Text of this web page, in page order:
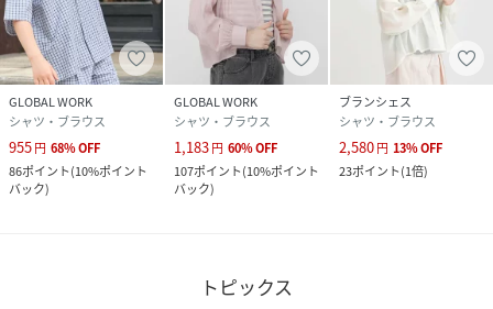
GLOBAL WORK
シャツ・ブラウス
955円 68%OFF
86ポイント(10%ポイント
バック)
GLOBAL WORK
シャツ・ブラウス
1,183円 60%OFF
107ポイント(10%ポイント
バック)
ブランシェス
シャツ・ブラウス
2,580円 13%OFF
23ポイント(1倍)
トピックス